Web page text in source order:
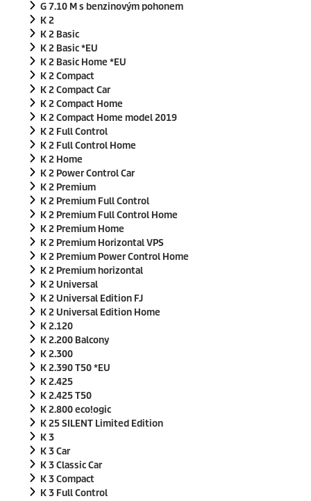
G 7.10 M s benzinovým pohonem
K 2
K 2 Basic
K 2 Basic *EU
K 2 Basic Home *EU
K 2 Compact
K 2 Compact Car
K 2 Compact Home
K 2 Compact Home model 2019
K 2 Full Control
K 2 Full Control Home
K 2 Home
K 2 Power Control Car
K 2 Premium
K 2 Premium Full Control
K 2 Premium Full Control Home
K 2 Premium Home
K 2 Premium Horizontal VPS
K 2 Premium Power Control Home
K 2 Premium horizontal
K 2 Universal
K 2 Universal Edition FJ
K 2 Universal Edition Home
K 2.120
K 2.200 Balcony
K 2.300
K 2.390 T50 *EU
K 2.425
K 2.425 T50
K 2.800eco!ogic
K 25 SILENT Limited Edition
K 3
K 3 Car
K 3 Classic Car
K 3 Compact
K 3 Full Control